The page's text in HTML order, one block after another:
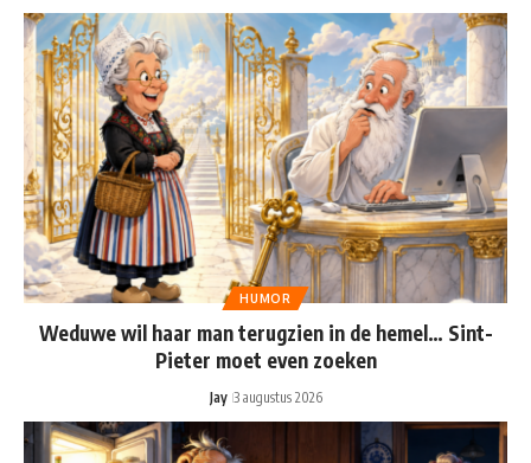
HUMOR
Weduwe wil haar man terugzien in de hemel… Sint-
Pieter moet even zoeken
Jay 3 augustus 2026